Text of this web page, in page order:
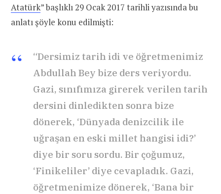
Atatürk” başlıklı 29 Ocak 2017 tarihli yazısında bu
anlatı şöyle konu edilmişti:
“Dersimiz tarih idi ve öğretmenimiz
Abdullah Bey bize ders veriyordu.
Gazi, sınıfımıza girerek verilen tarih
dersini dinledikten sonra bize
dönerek, ‘Dünyada denizcilik ile
uğraşan en eski millet hangisi idi?’
diye bir soru sordu. Bir çoğumuz,
‘Finikeliler’ diye cevapladık. Gazi,
öğretmenimize dönerek, ‘Bana bir